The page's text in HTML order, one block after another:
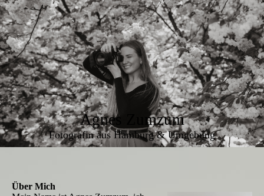
Agnes Zumzum
Fotografin aus Hamburg & Umgebung
Über Mich